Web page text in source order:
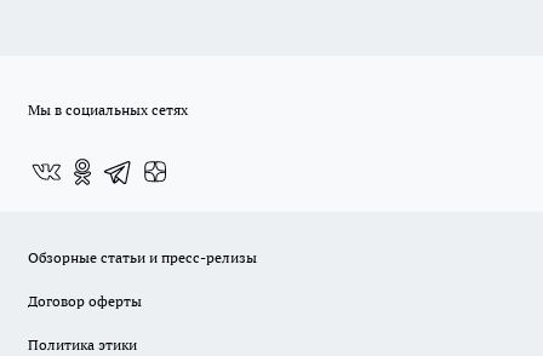
Мы в социальных сетях
Обзорные статьи и пресс-релизы
Договор оферты
Политика этики